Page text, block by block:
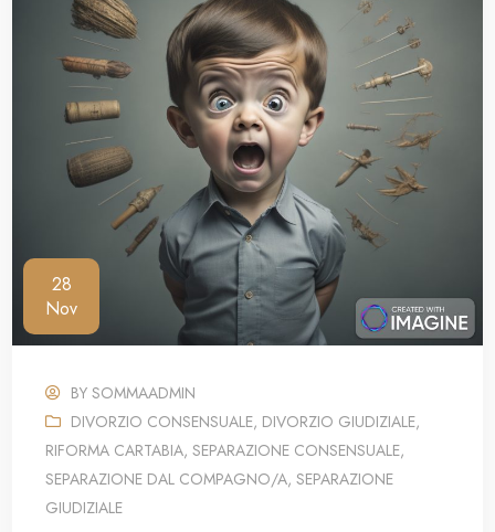
28
Nov
BYSOMMAADMIN
DIVORZIO CONSENSUALE, DIVORZIO GIUDIZIALE,
RIFORMA CARTABIA,SEPARAZIONE CONSENSUALE,
SEPARAZIONE DAL COMPAGNO/A,SEPARAZIONE
GIUDIZIALE